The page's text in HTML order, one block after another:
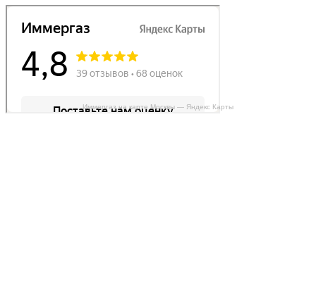
Иммергаз на карте Москвы — Яндекс Карты